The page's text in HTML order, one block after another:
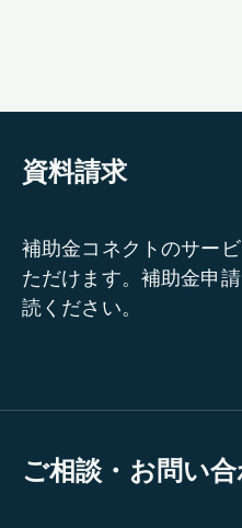
資料請求
補助金コネクトのサー
ただけます。補助金申
読ください。
ご相談・お問い